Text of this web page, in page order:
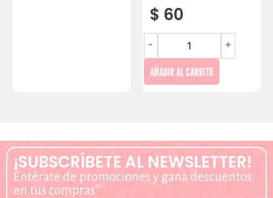
$ 60
- +
AÑADIR AL CARRITO
¡SUBSCRÍBETE AL NEWSLETTER!
Entérate de promociones y gana descuentos
en tus compras*